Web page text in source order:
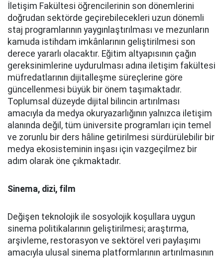
İletişim Fakültesi öğrencilerinin son dönemlerini
doğrudan sektörde geçirebilecekleri uzun dönemli
staj programlarının yaygınlaştırılması ve mezunların
kamuda istihdam imkânlarının geliştirilmesi son
derece yararlı olacaktır. Eğitim altyapısının çağın
gereksinimlerine uydurulması adına iletişim fakültesi
müfredatlarının dijitalleşme süreçlerine göre
güncellenmesi büyük bir önem taşımaktadır.
Toplumsal düzeyde dijital bilincin artırılması
amacıyla da medya okuryazarlığının yalnızca iletişim
alanında değil, tüm üniversite programları için temel
ve zorunlu bir ders hâline getirilmesi sürdürülebilir bir
medya ekosisteminin inşası için vazgeçilmez bir
adım olarak öne çıkmaktadır.
Sinema, dizi, film
Değişen teknolojik ile sosyolojik koşullara uygun
sinema politikalarının geliştirilmesi; araştırma,
arşivleme, restorasyon ve sektörel veri paylaşımı
amacıyla ulusal sinema platformlarının artırılmasının